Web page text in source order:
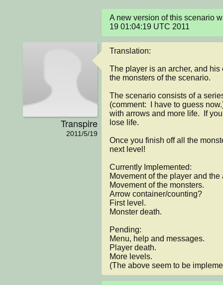
A new version of this scenario
19 01:04:19 UTC 2011
Transpire
2011/5/19
Translation:
The player is an archer, and
the monsters of the scenario.
The scenario consists of a
(comment:  I have to guess
with arrows and more life.  If
lose life.
Once you finish off all the
next level!
Currently Implemented:
Movement of the player and the
Movement of the monsters.
Arrow container/counting?
First level.
Monster death.
Pending:
Menu, help and messages.
Player death.
More levels.
(The above seem to be